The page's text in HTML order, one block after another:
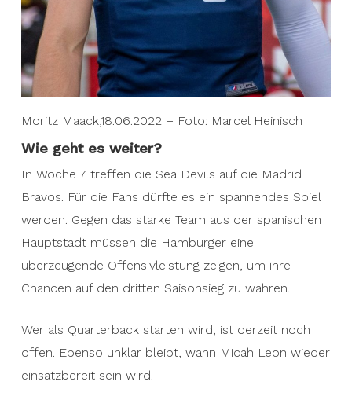
Moritz Maack,18.06.2022 – Foto: Marcel Heinisch
Wie geht es weiter?
In Woche 7 treffen die Sea Devils auf die Madrid
Bravos. Für die Fans dürfte es ein spannendes Spiel
werden. Gegen das starke Team aus der spanischen
Hauptstadt müssen die Hamburger eine
überzeugende Offensivleistung zeigen, um ihre
Chancen auf den dritten Saisonsieg zu wahren.
Wer als Quarterback starten wird, ist derzeit noch
offen. Ebenso unklar bleibt, wann Micah Leon wieder
einsatzbereit sein wird.